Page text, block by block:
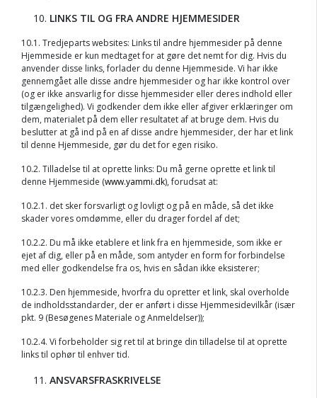
LINKS TIL OG FRA ANDRE HJEMMESIDER
10.1. Tredjeparts websites: Links til andre hjemmesider på denne
Hjemmeside er kun medtaget for at gøre det nemt for dig. Hvis du
anvender disse links, forlader du denne Hjemmeside. Vi har ikke
gennemgået alle disse andre hjemmesider og har ikke kontrol over
(og er ikke ansvarlig for disse hjemmesider eller deres indhold eller
tilgængelighed). Vi godkender dem ikke eller afgiver erklæringer om
dem, materialet på dem eller resultatet af at bruge dem. Hvis du
beslutter at gå ind på en af disse andre hjemmesider, der har et link
til denne Hjemmeside, gør du det for egen risiko.
10.2. Tilladelse til at oprette links: Du må gerne oprette et link til
denne Hjemmeside (www.yammi.dk), forudsat at:
10.2.1. det sker forsvarligt og lovligt og på en måde, så det ikke
skader vores omdømme, eller du drager fordel af det;
10.2.2. Du må ikke etablere et link fra en hjemmeside, som ikke er
ejet af dig, eller på en måde, som antyder en form for forbindelse
med eller godkendelse fra os, hvis en sådan ikke eksisterer;
10.2.3. Den hjemmeside, hvorfra du opretter et link, skal overholde
de indholdsstandarder, der er anført i disse Hjemmesidevilkår (især
pkt. 9 (Besøgenes Materiale og Anmeldelser));
10.2.4. Vi forbeholder sig ret til at bringe din tilladelse til at oprette
links til ophør til enhver tid.
ANSVARSFRASKRIVELSE